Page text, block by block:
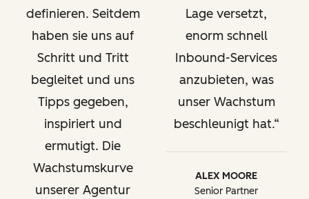
definieren. Seitdem
haben sie uns auf
Schritt und Tritt
begleitet und uns
Tipps gegeben,
inspiriert und
ermutigt. Die
Wachstumskurve
unserer Agentur
Lage versetzt,
enorm schnell
Inbound-Services
anzubieten, was
unser Wachstum
beschleunigt hat.
ALEX MOORE
Senior Partner